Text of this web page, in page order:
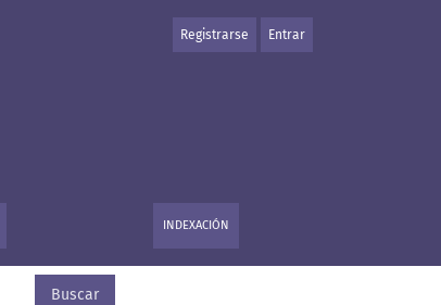
INDEXACIÓN
Registrarse Entrar
Buscar